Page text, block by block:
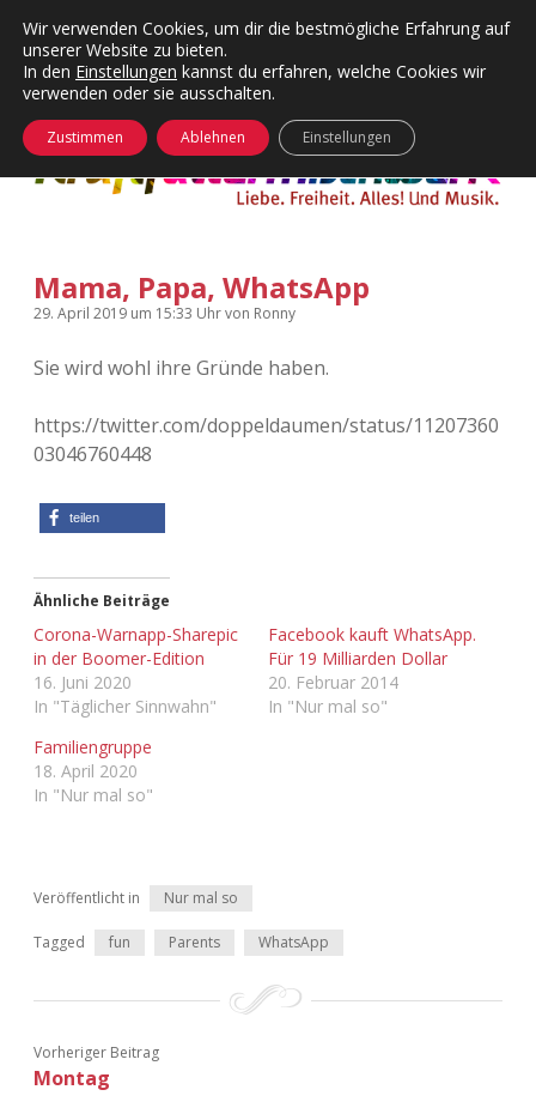
Kategorien
Menü
24 Hours Chilling
Die Wende
KFMW-Disco
Wandnotizen
KFMW-Disco
Dates
Contact
Adventskalender 2013
Adventskalender 2014
Adventskalender 2015
facebook
instagram
rss soundcloud
vimeoBluesky
öffnen
Mama, Papa, WhatsApp
29. April 2019 um 15:33 Uhrvon Ronny
Sie wird wohl ihre Gründe haben.
https://twitter.com/doppeldaumen/status/11207360
03046760448
teilen
Ähnliche Beiträge
Corona-Warnapp-Sharepic
in der Boomer-Edition
16. Juni 2020
In "Täglicher Sinnwahn"
Facebook kauft WhatsApp.
Für 19 Milliarden Dollar
20. Februar 2014
In "Nur mal so"
Familiengruppe
18. April 2020
In "Nur mal so"
Veröffentlicht in Nur mal so
Tagged fun Parents WhatsApp
Vorheriger Beitrag
Montag
Wir verwenden Cookies, um dir die bestmögliche Erfahrung auf
unserer Website zu bieten.
In den Einstellungen kannst du erfahren, welche Cookies wir
verwenden oder sie ausschalten.
Zustimmen Ablehnen Einstellungen